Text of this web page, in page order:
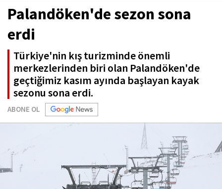
Palandöken'de sezon sona
erdi
Türkiye'nin kış turizminde önemli
merkezlerinden biri olan Palandöken'de
geçtiğimiz kasım ayında başlayan kayak
sezonu sona erdi.
ABONE OL